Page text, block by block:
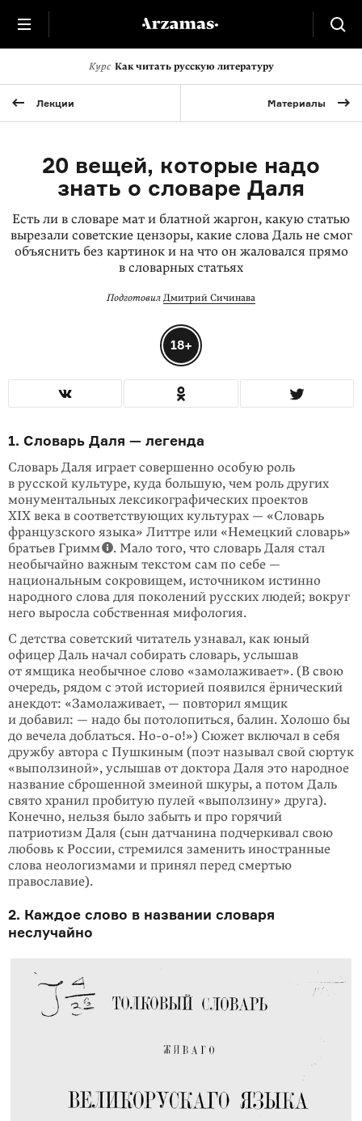
Курс Как читать русскую литературу
Лекции Материалы
20 вещей, которые надо
знать о словаре Даля
Есть ли в словаре мат и блатной жаргон, какую статью
вырезали советские цензоры, какие слова Даль не смог
объяснить без картинок и на что он жаловался прямо
в словарных статьях
Подготовил Дмитрий Сичинава
18+
1. Словарь Даля — легенда
Словарь Даля играет совершенно особую роль
в русской культуре, куда боль­шую, чем роль других
монументальных лексикографических проектов
XIX века в соответствующих культурах — «Словарь
французского языка» Литтре или «Немецкий словарь»
братьев Гримм
. Мало того, что словарь Даля стал
необы­чайно важным текстом сам по себе —
национальным сокровищем, источником истинно
народного слова для поколений русских людей; вокруг
него выросла собственная мифология.
С детства советский читатель узнавал, как юный
офицер Даль начал собирать словарь, услышав
от ямщика необычное слово «замолаживает». (В свою
оче­редь, рядом с этой историей появился ёрнический
анекдот: «Замолаживает, — повторил ямщик
и добавил: — надо бы потолопиться, балин. Холошо бы
до ве­чела доблаться. Но-о-о!») Сюжет включал в себя
дружбу автора с Пушкиным (поэт называл свой сюртук
«выползиной», услышав от доктора Даля это народ­ное
название сброшенной змеиной шкуры, а потом Даль
свято хранил проби­тую пулей «выползину» друга).
Конечно, нельзя было забыть и про горячий
патриотизм Даля (сын датчанина подчеркивал свою
любовь к России, стре­мился заменить иностранные
слова неологизмами и принял перед смертью
православие).
2. Каждое слово в названии словаря
неслучайно